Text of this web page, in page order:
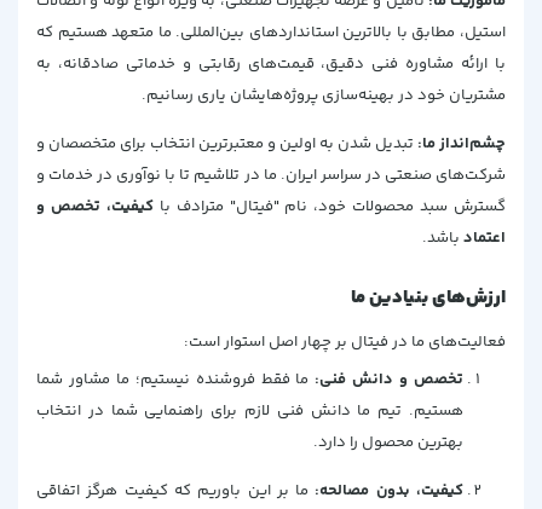
استیل، مطابق با بالاترین استانداردهای بین‌المللی. ما متعهد هستیم که
با ارائه مشاوره فنی دقیق، قیمت‌های رقابتی و خدماتی صادقانه، به
مشتریان خود در بهینه‌سازی پروژه‌هایشان یاری رسانیم.
چشم‌انداز ما: تبدیل شدن به اولین و معتبرترین انتخاب برای متخصصان و
شرکت‌های صنعتی در سراسر ایران. ما در تلاشیم تا با نوآوری در خدمات و
گسترش سبد محصولات خود، نام "فیتال" مترادف باکیفیت، تخصص و
اعتماد باشد.
ارزش‌های بنیادین ما
فعالیت‌های ما در فیتال بر چهار اصل استوار است:
تخصص و دانش فنی: ما فقط فروشنده نیستیم؛ ما مشاور شما
هستیم. تیم ما دانش فنی لازم برای راهنمایی شما در انتخاب
بهترین محصول را دارد.
کیفیت، بدون مصالحه: ما بر این باوریم که کیفیت هرگز اتفاقی